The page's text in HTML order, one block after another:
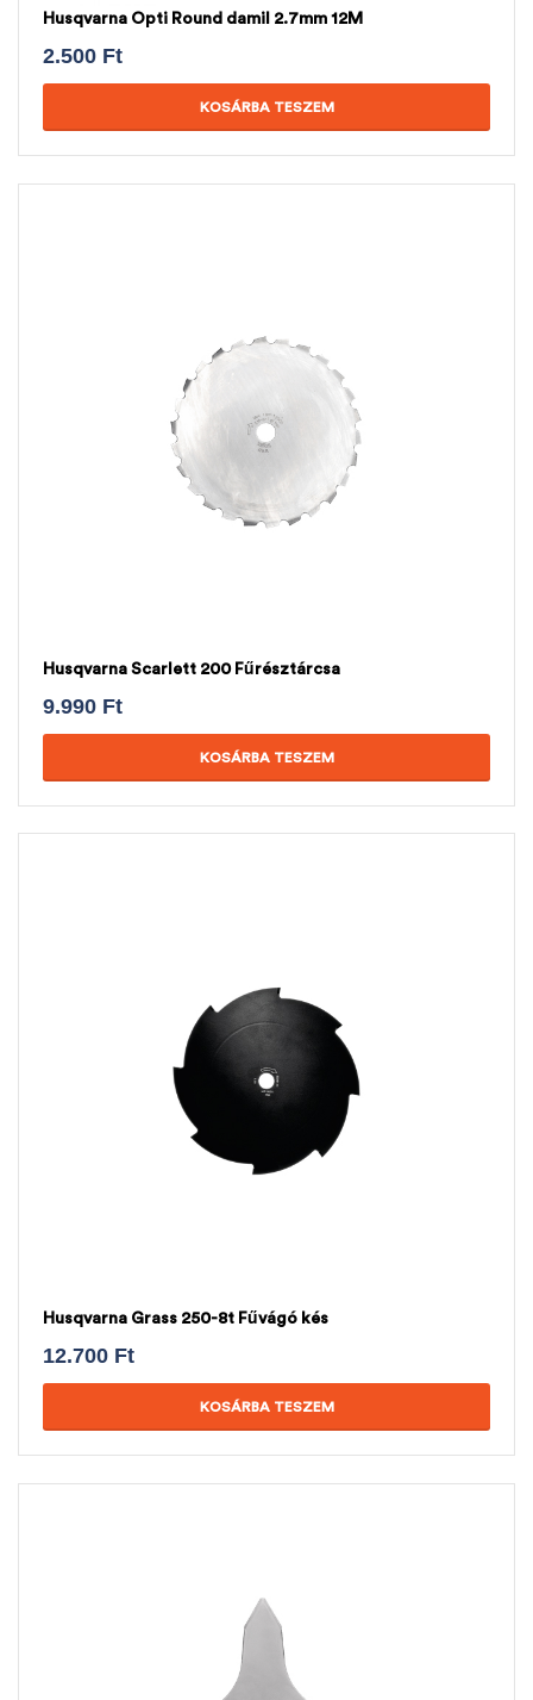
Husqvarna Opti Round damil 2.7mm 12M
2.500 Ft
KOSÁRBA TESZEM
Husqvarna Scarlett 200 Fűrésztárcsa
9.990 Ft
KOSÁRBA TESZEM
Husqvarna Grass 250-8t Fűvágó kés
12.700 Ft
KOSÁRBA TESZEM